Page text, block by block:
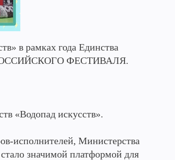
в рамках года Единства
ФЕСТИВАЛЯ.
«Водопад искусств».
исполнителей, Министерства
значимой платформой для